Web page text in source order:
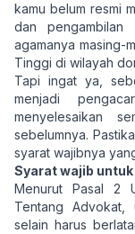
kamu belum resmi
dan pengambilan
agamanya masing-
Tinggi di wilayah
Tapi ingat ya,
menjadi
menyelesaikan
sebelumnya.
syarat wajibnya
Syarat wajib
Menurut Pasal 2
Tentang Advokat,
selain harus